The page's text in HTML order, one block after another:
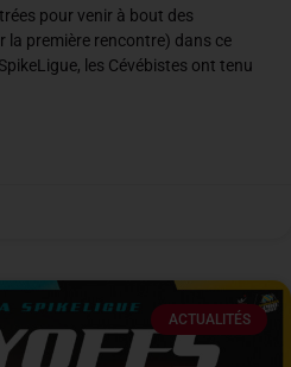
pour venir à bout des
première rencontre) dans ce
les Cévébistes ont tenu
ACTUALITÉS